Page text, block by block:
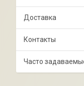
Доставка
Контакты
Часто